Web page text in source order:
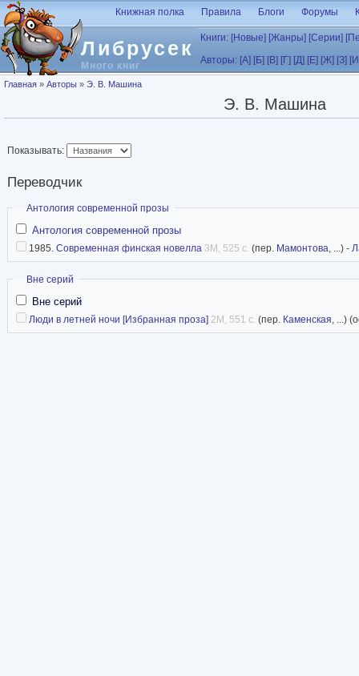
Перейти к основному содержанию
Либрусек
Много книг
Книжная полка Правила Блоги Форумы
Книги: [Новые] [Жанры] [Серии]
Авторы: [А] [Б] [В] [Г] [Д] [Е] [Ж] [З]
Вы здесь
Главная » Авторы » Э. В. Машина
Э. В. Машина
Показывать:
Переводчик
Скрыть
Антология современной прозы
Антология современной прозы
1985. Современная финская новелла 3M, 525 с. (пер. Мамонтова, ...) -
Скрыть
Вне серий
Вне серий
Люди в летней ночи [Избранная проза] 2M, 551 с. (пер. Каменская, ...)